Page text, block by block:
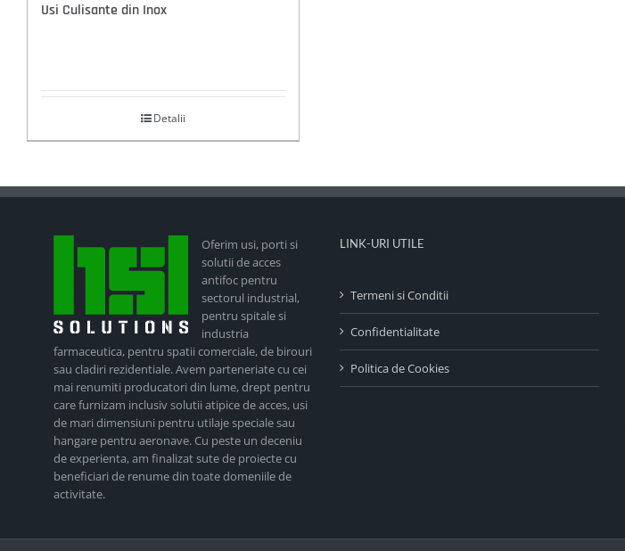
Usi Culisante din Inox
Detalii
Oferim usi, porti si
solutii de acces
antifoc pentru
sectorul industrial,
pentru spitale si
industria
farmaceutica, pentru spatii comerciale, de birouri
sau cladiri rezidentiale. Avem parteneriate cu cei
mai renumiti producatori din lume, drept pentru
care furnizam inclusiv solutii atipice de acces, usi
de mari dimensiuni pentru utilaje speciale sau
hangare pentru aeronave. Cu peste un deceniu
de experienta, am finalizat sute de proiecte cu
beneficiari de renume din toate domeniile de
activitate.
LINK-URI UTILE
Termeni si Conditii
Confidentialitate
Politica de Cookies